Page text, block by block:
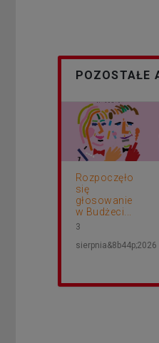
POZOSTAŁE
Rozpoczęło
się
głosowanie
w Budżeci...
3
sierpnia&8b44p;2026